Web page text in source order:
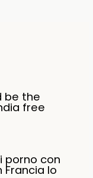
be the
free
porno con
lo